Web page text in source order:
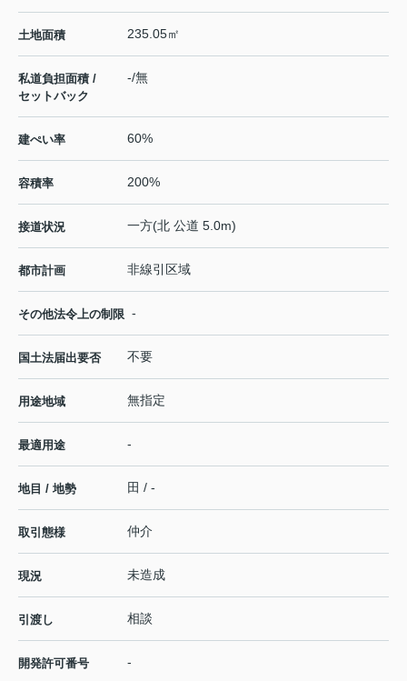
土地面積 235.05㎡
私道負担面積 /
セットバック
-/無
建ぺい率 60%
容積率 200%
接道状況 一方(北 公道 5.0m)
都市計画 非線引区域
その他法令上の制限 -
国土法届出要否 不要
用途地域 無指定
最適用途 -
地目 / 地勢 田 / -
取引態様 仲介
現況 未造成
引渡し 相談
開発許可番号 -